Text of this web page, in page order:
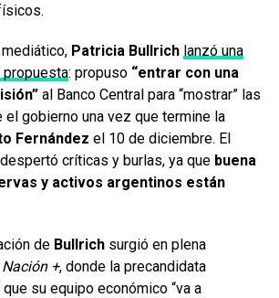
Patricia Bullrich lanzó una
propuesta: propuso “entrar con una
al Banco Central para “mostrar” las
el gobierno una vez que termine la
Fernández el 10 de diciembre. El
críticas y burlas, ya quebuena
y activos argentinos están
de Bullrich surgió en plena
+, donde la precandidata
su equipo económico “va a